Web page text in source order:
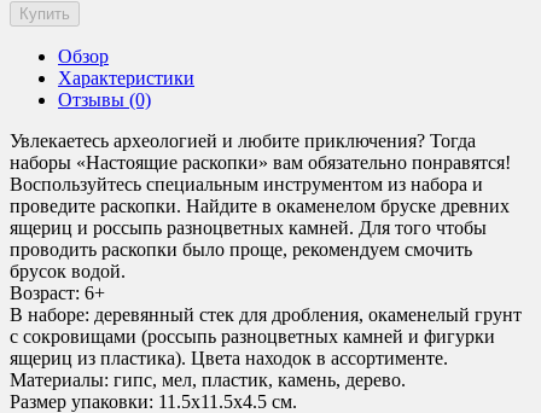
Обзор
Характеристики
Отзывы (0)
Увлекаетесь археологией и любите приключения? Тогда
наборы «Настоящие раскопки» вам обязательно понравятся!
Воспользуйтесь специальным инструментом из набора и
проведите раскопки. Найдите в окаменелом бруске древних
ящериц и россыпь разноцветных камней. Для того чтобы
проводить раскопки было проще, рекомендуем смочить
брусок водой.
Возраст: 6+
В наборе: деревянный стек для дробления, окаменелый грунт
с сокровищами (россыпь разноцветных камней и фигурки
ящериц из пластика). Цвета находок в ассортименте.
Материалы: гипс, мел, пластик, камень, дерево.
Размер упаковки: 11.5х11.5х4.5 см.